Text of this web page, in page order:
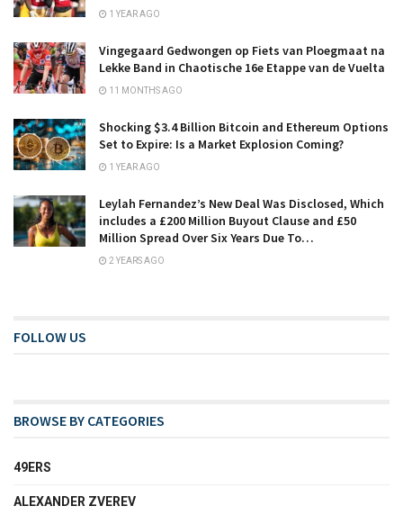
1 YEAR AGO
Vingegaard Gedwongen op Fiets van Ploegmaat na
Lekke Band in Chaotische 16e Etappe van de Vuelta
11 MONTHS AGO
Shocking $3.4 Billion Bitcoin and Ethereum Options
Set to Expire: Is a Market Explosion Coming?
1 YEAR AGO
Leylah Fernandez’s New Deal Was Disclosed, Which
includes a £200 Million Buyout Clause and £50
Million Spread Over Six Years Due To…
2 YEARS AGO
FOLLOW US
BROWSE BY CATEGORIES
49ERS
ALEXANDER ZVEREV